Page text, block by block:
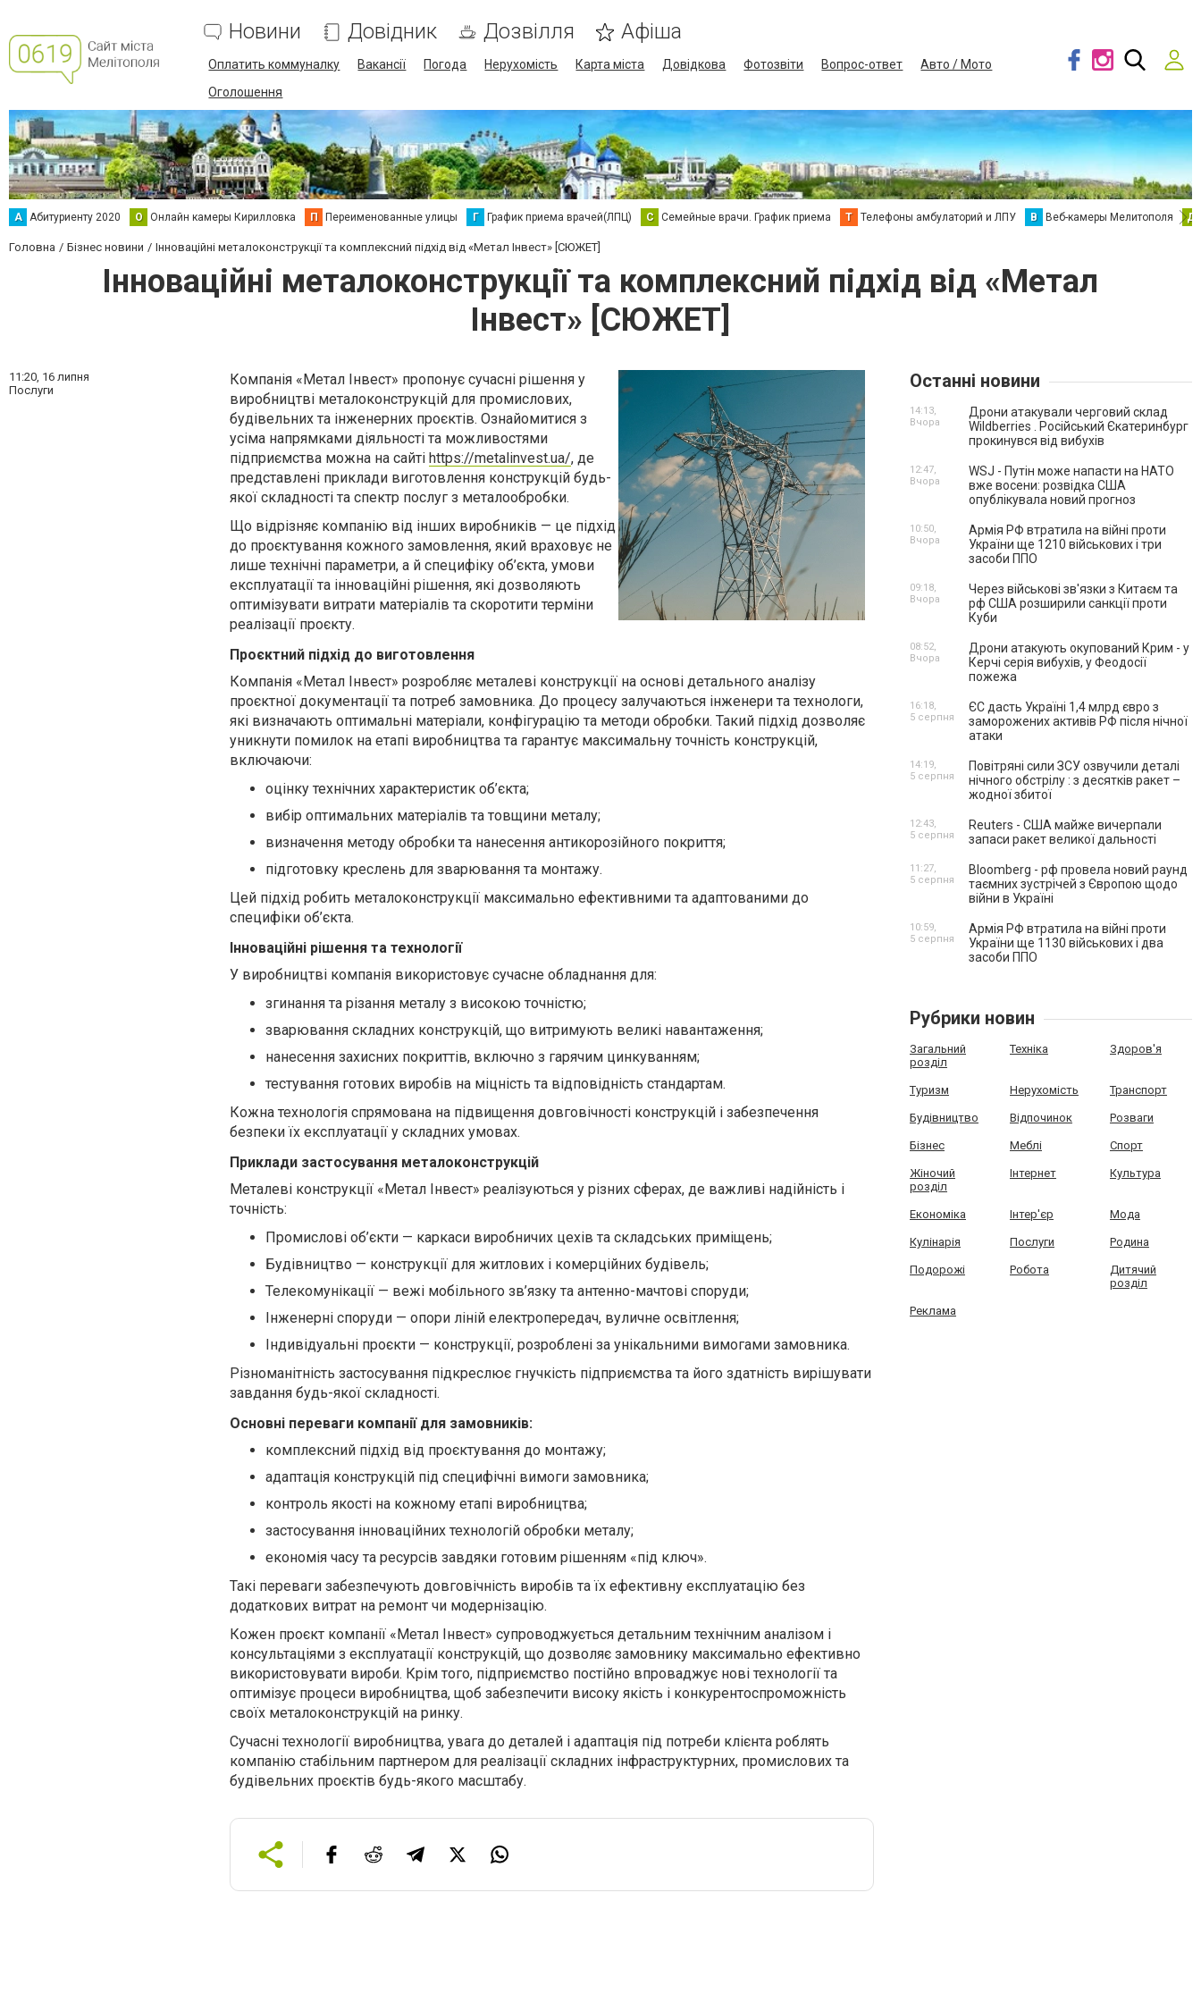
Новини Довідник Дозвілля Афіша
Оплатить коммуналку Вакансії Погода Нерухомість Карта міста Довідкова Фотозвіти Вопрос-ответ
Авто / Мото
Оголошення
А Абитуриенту 2020 О Онлайн камеры Кирилловка П Переименованные улицы Г График приема врачей(ЛПЦ) С Семейные врачи. График приема Т Телефоны амбулаторий и ЛПУ В Веб-камеры Мелитополя Д
Головна Бізнес новини Інноваційні металоконструкції та комплексний підхід від «Метал Інвест» [СЮЖЕТ]
Інноваційні металоконструкції та комплексний підхід від «Метал
Інвест» [СЮЖЕТ]
11:20, 16 липня
Послуги
Компанія «Метал Інвест» пропонує сучасні рішення у
виробництві металоконструкцій для промислових,
будівельних та інженерних проєктів. Ознайомитися з
усіма напрямками діяльності та можливостями
підприємства можна на сайті https://metalinvest.ua/, де
представлені приклади виготовлення конструкцій будь-
якої складності та спектр послуг з металообробки.
Що відрізняє компанію від інших виробників — це підхід
до проєктування кожного замовлення, який враховує не
лише технічні параметри, а й специфіку об’єкта, умови
експлуатації та інноваційні рішення, які дозволяють
оптимізувати витрати матеріалів та скоротити терміни
реалізації проєкту.
Проєктний підхід до виготовлення
Компанія «Метал Інвест» розробляє металеві конструкції на основі детального аналізу
проєктної документації та потреб замовника. До процесу залучаються інженери та технологи,
які визначають оптимальні матеріали, конфігурацію та методи обробки. Такий підхід дозволяє
уникнути помилок на етапі виробництва та гарантує максимальну точність конструкцій,
включаючи:
оцінку технічних характеристик об’єкта;
вибір оптимальних матеріалів та товщини металу;
визначення методу обробки та нанесення антикорозійного покриття;
підготовку креслень для зварювання та монтажу.
Цей підхід робить металоконструкції максимально ефективними та адаптованими до
специфіки об’єкта.
Інноваційні рішення та технології
У виробництві компанія використовує сучасне обладнання для:
згинання та різання металу з високою точністю;
зварювання складних конструкцій, що витримують великі навантаження;
нанесення захисних покриттів, включно з гарячим цинкуванням;
тестування готових виробів на міцність та відповідність стандартам.
Кожна технологія спрямована на підвищення довговічності конструкцій і забезпечення
безпеки їх експлуатації у складних умовах.
Приклади застосування металоконструкцій
Металеві конструкції «Метал Інвест» реалізуються у різних сферах, де важливі надійність і
точність:
Промислові об’єкти — каркаси виробничих цехів та складських приміщень;
Будівництво — конструкції для житлових і комерційних будівель;
Телекомунікації — вежі мобільного зв’язку та антенно-мачтові споруди;
Інженерні споруди — опори ліній електропередач, вуличне освітлення;
Індивідуальні проєкти — конструкції, розроблені за унікальними вимогами замовника.
Різноманітність застосування підкреслює гнучкість підприємства та його здатність вирішувати
завдання будь-якої складності.
Основні переваги компанії для замовників:
комплексний підхід від проєктування до монтажу;
адаптація конструкцій під специфічні вимоги замовника;
контроль якості на кожному етапі виробництва;
застосування інноваційних технологій обробки металу;
економія часу та ресурсів завдяки готовим рішенням «під ключ».
Такі переваги забезпечують довговічність виробів та їх ефективну експлуатацію без
додаткових витрат на ремонт чи модернізацію.
Кожен проєкт компанії «Метал Інвест» супроводжується детальним технічним аналізом і
консультаціями з експлуатації конструкцій, що дозволяє замовнику максимально ефективно
використовувати вироби. Крім того, підприємство постійно впроваджує нові технології та
оптимізує процеси виробництва, щоб забезпечити високу якість і конкурентоспроможність
своїх металоконструкцій на ринку.
Сучасні технології виробництва, увага до деталей і адаптація під потреби клієнта роблять
компанію стабільним партнером для реалізації складних інфраструктурних, промислових та
будівельних проєктів будь-якого масштабу.
Останні новини
Дрони атакували черговий склад
Wildberries . Російський Єкатеринбург
прокинувся від вибухів
14:13,
Вчора
WSJ - Путін може напасти на НАТО
вже восени: розвідка США
опублікувала новий прогноз
12:47,
Вчора
Армія РФ втратила на війні проти
України ще 1210 військових і три
засоби ППО
10:50,
Вчора
Через військові зв'язки з Китаєм та
рф США розширили санкції проти
Куби
09:18,
Вчора
Дрони атакують окупований Крим - у
Керчі серія вибухів, у Феодосії
пожежа
08:52,
Вчора
ЄС дасть Україні 1,4 млрд євро з
заморожених активів РФ після нічної
атаки
16:18,
5 серпня
Повітряні сили ЗСУ озвучили деталі
нічного обстрілу : з десятків ракет –
жодної збитої
14:19,
5 серпня
Reuters - США майже вичерпали
запаси ракет великої дальності
12:43,
5 серпня
Bloomberg - рф провела новий раунд
таємних зустрічей з Європою щодо
війни в Україні
11:27,
5 серпня
Армія РФ втратила на війні проти
України ще 1130 військових і два
засоби ППО
10:59,
5 серпня
Рубрики новин
Загальний
розділ
Техніка Здоров'я
Туризм Нерухомість Транспорт
Будівництво Відпочинок Розваги
Бізнес Меблі Спорт
Жіночий
розділ
Інтернет Культура
Економіка Інтер'єр Мода
Кулінарія Послуги Родина
Подорожі Робота
Дитячий
розділ
Реклама